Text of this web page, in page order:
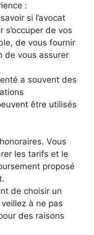
:
si l’avocat
s’occuper de vos
de vous fournir
de vous assurer
a souvent des
être utilisés
Vous
les tarifs et le
proposé
de choisir un
à ne pas
des raisons